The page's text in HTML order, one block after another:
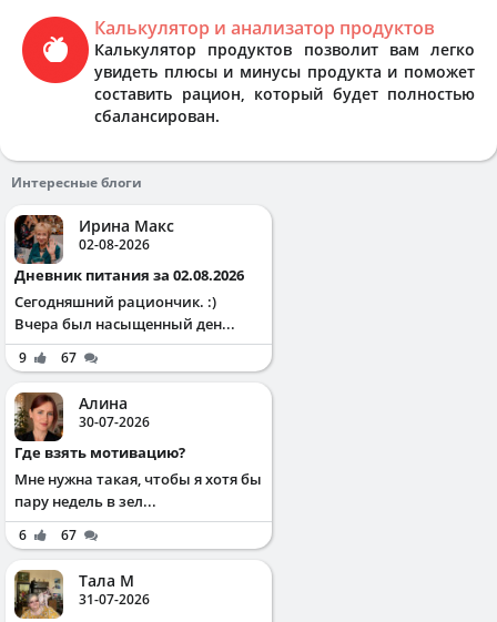
Калькулятор и анализатор продуктов
Калькулятор продуктов позволит вам легко
увидеть плюсы и минусы продукта и поможет
составить рацион, который будет полностью
сбалансирован.
Интересные блоги
Ирина Макс
02-08-2026
Дневник питания за 02.08.2026
Сегодняшний рациончик. :)
Вчера был насыщенный ден...
9 67
Алина
30-07-2026
Где взять мотивацию?
Мне нужна такая, чтобы я хотя бы
пару недель в зел...
6 67
Тала М
31-07-2026